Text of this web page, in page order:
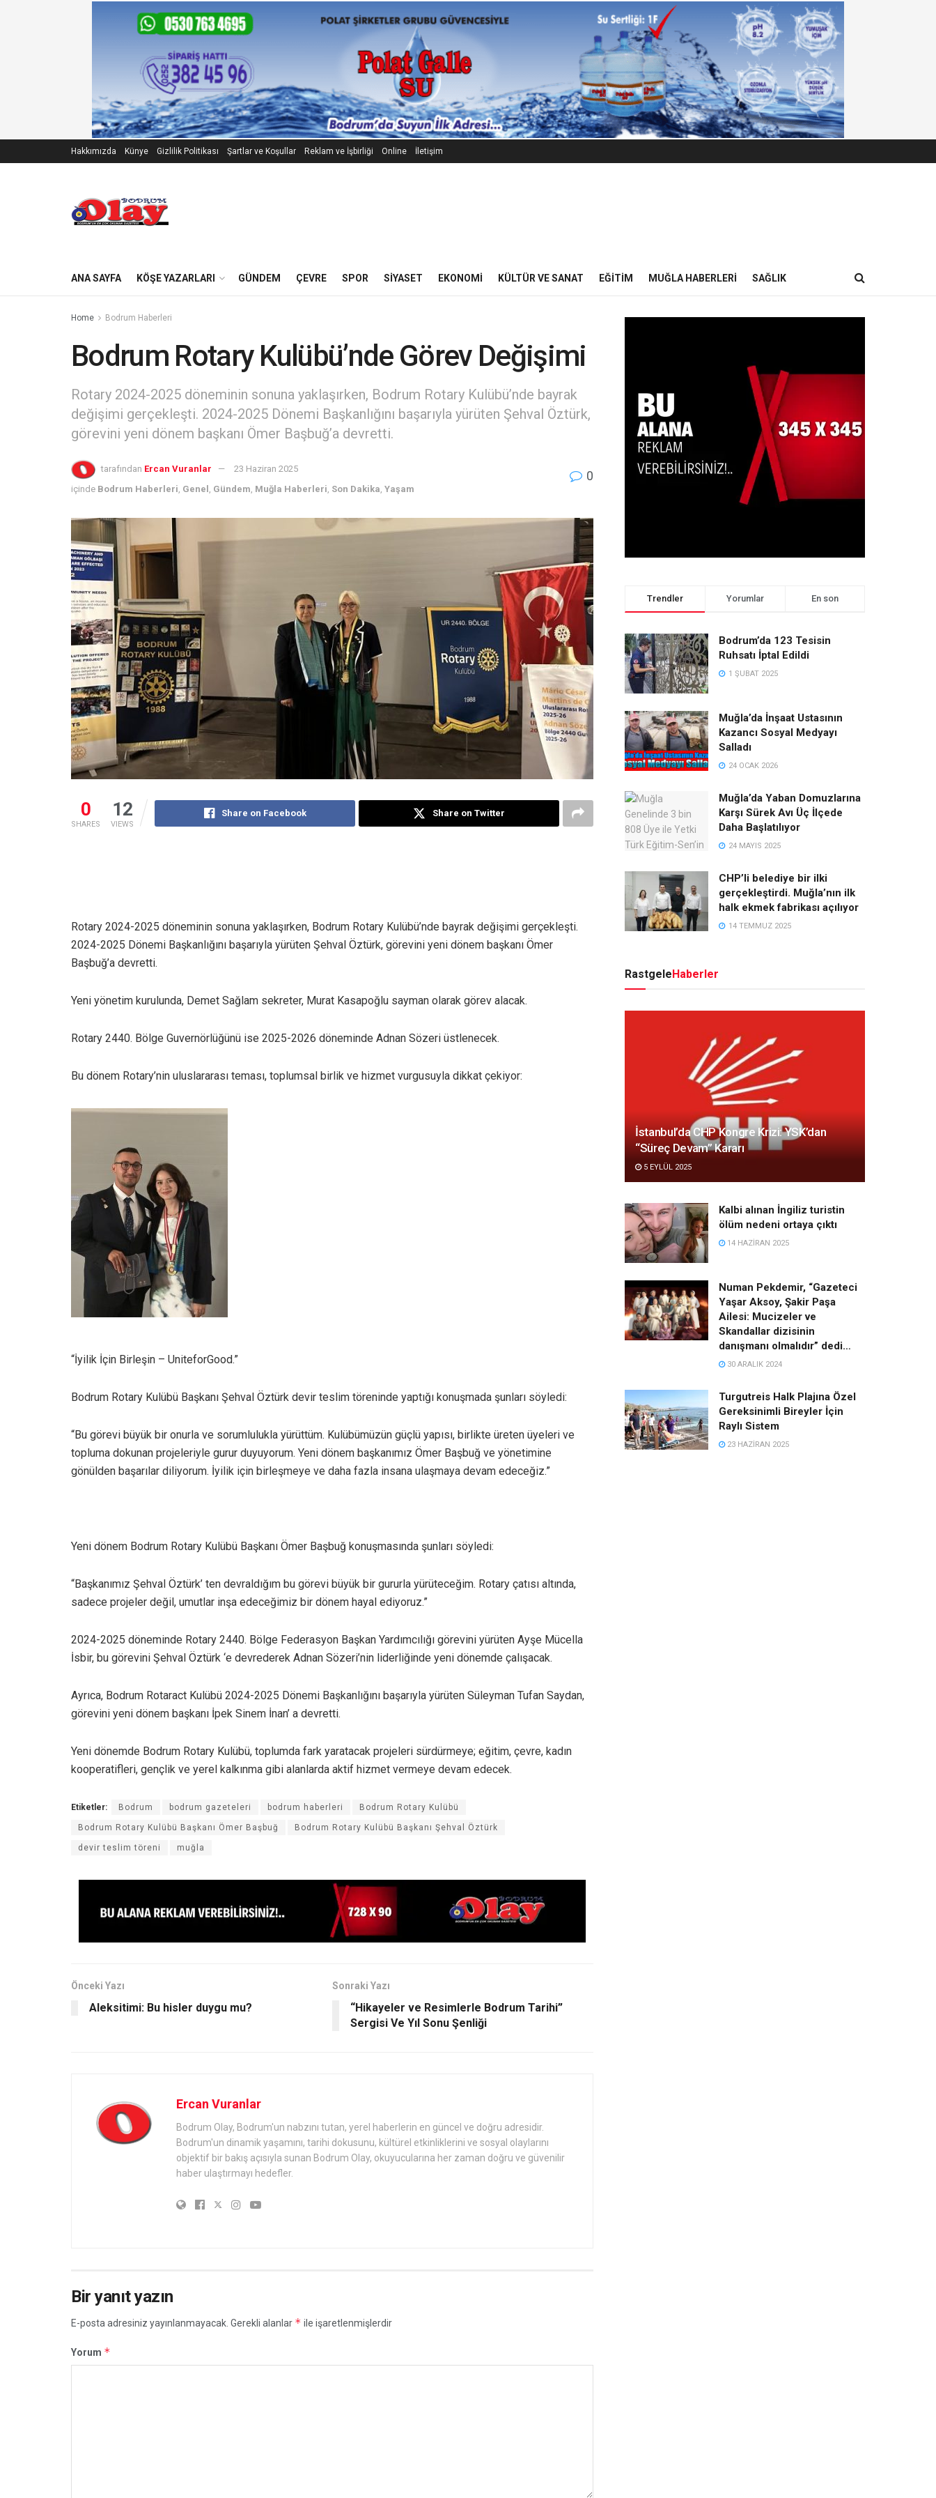
Hakkımızda Künye Gizlilik Politikası Şartlar ve Koşullar Reklam ve İşbirliği Online İletişim
ANA SAYFA KÖŞE YAZARLARI GÜNDEM ÇEVRE SPOR SIYASET EKONOMI KÜLTÜR VE SANAT EĞITIM MUĞLA HABERLERI SAĞLIK
Home Bodrum Haberleri
Bodrum Rotary Kulübü’nde Görev Değişimi
Rotary 2024-2025 döneminin sonuna yaklaşırken, Bodrum Rotary Kulübü’nde bayrak
değişimi gerçekleşti. 2024-2025 Dönemi Başkanlığını başarıyla yürüten Şehval Öztürk,
görevini yeni dönem başkanı Ömer Başbuğ’a devretti.
tarafından Ercan Vuranlar
23 Haziran 2025
içinde Bodrum Haberleri Genel Gündem Muğla Haberleri Son Dakika Yaşam
0
0
SHARES
12
VIEWS
Share on Facebook Share on Twitter
Rotary 2024-2025 döneminin sonuna yaklaşırken, Bodrum Rotary Kulübü’nde bayrak değişimi gerçekleşti.
2024-2025 Dönemi Başkanlığını başarıyla yürüten Şehval Öztürk, görevini yeni dönem başkanı Ömer
Başbuğ’a devretti.
Yeni yönetim kurulunda, Demet Sağlam sekreter, Murat Kasapoğlu sayman olarak görev alacak.
Rotary 2440. Bölge Guvernörlüğünü ise 2025-2026 döneminde Adnan Sözeri üstlenecek.
Bu dönem Rotary’nin uluslararası teması, toplumsal birlik ve hizmet vurgusuyla dikkat çekiyor:
“İyilik İçin Birleşin – UniteforGood.”
Bodrum Rotary Kulübü Başkanı Şehval Öztürk devir teslim töreninde yaptığı konuşmada şunları söyledi:
“Bu görevi büyük bir onurla ve sorumlulukla yürüttüm. Kulübümüzün güçlü yapısı, birlikte üreten üyeleri ve
topluma dokunan projeleriyle gurur duyuyorum. Yeni dönem başkanımız Ömer Başbuğ ve yönetimine
gönülden başarılar diliyorum. İyilik için birleşmeye ve daha fazla insana ulaşmaya devam edeceğiz.”
Yeni dönem Bodrum Rotary Kulübü Başkanı Ömer Başbuğ konuşmasında şunları söyledi:
“Başkanımız Şehval Öztürk’ ten devraldığım bu görevi büyük bir gururla yürüteceğim. Rotary çatısı altında,
sadece projeler değil, umutlar inşa edeceğimiz bir dönem hayal ediyoruz.”
2024-2025 döneminde Rotary 2440. Bölge Federasyon Başkan Yardımcılığı görevini yürüten Ayşe Mücella
İsbir, bu görevini Şehval Öztürk ‘e devrederek Adnan Sözeri’nin liderliğinde yeni dönemde çalışacak.
Ayrıca, Bodrum Rotaract Kulübü 2024-2025 Dönemi Başkanlığını başarıyla yürüten Süleyman Tufan Saydan,
görevini yeni dönem başkanı İpek Sinem İnan’ a devretti.
Yeni dönemde Bodrum Rotary Kulübü, toplumda fark yaratacak projeleri sürdürmeye; eğitim, çevre, kadın
kooperatifleri, gençlik ve yerel kalkınma gibi alanlarda aktif hizmet vermeye devam edecek.
Etiketler: Bodrum bodrum gazeteleri bodrum haberleri Bodrum Rotary Kulübü
Bodrum Rotary Kulübü Başkanı Ömer Başbuğ Bodrum Rotary Kulübü Başkanı Şehval Öztürk
devir teslim töreni muğla
Önceki Yazı
Aleksitimi: Bu hisler duygu mu?
Sonraki Yazı
“Hikayeler ve Resimlerle Bodrum Tarihi”
Sergisi Ve Yıl Sonu Şenliği
Ercan Vuranlar
Bodrum Olay, Bodrum'un nabzını tutan, yerel haberlerin en güncel ve doğru adresidir.
Bodrum'un dinamik yaşamını, tarihi dokusunu, kültürel etkinliklerini ve sosyal olaylarını
objektif bir bakış açısıyla sunan Bodrum Olay, okuyucularına her zaman doğru ve güvenilir
haber ulaştırmayı hedefler.
Bir yanıt yazın
E-posta adresiniz yayınlanmayacak. Gerekli alanlar * ile işaretlenmişlerdir
Yorum *
Trendler Yorumlar En son
Bodrum’da 123 Tesisin
Ruhsatı İptal Edildi
1 ŞUBAT 2025
Muğla’da İnşaat Ustasının
Kazancı Sosyal Medyayı
Salladı
24 OCAK 2026
Muğla’da Yaban Domuzlarına
Karşı Sürek Avı Üç İlçede
Daha Başlatılıyor
24 MAYIS 2025
CHP’li belediye bir ilki
gerçekleştirdi. Muğla’nın ilk
halk ekmek fabrikası açılıyor
14 TEMMUZ 2025
RastgeleHaberler
İstanbul’da CHP Kongre Krizi: YSK’dan
“Süreç Devam” Kararı
5 EYLÜL 2025
Kalbi alınan İngiliz turistin
ölüm nedeni ortaya çıktı
14 HAZIRAN 2025
Numan Pekdemir, “Gazeteci
Yaşar Aksoy, Şakir Paşa
Ailesi: Mucizeler ve
Skandallar dizisinin
danışmanı olmalıdır” dedi…
30 ARALIK 2024
Turgutreis Halk Plajına Özel
Gereksinimli Bireyler İçin
Raylı Sistem
23 HAZIRAN 2025